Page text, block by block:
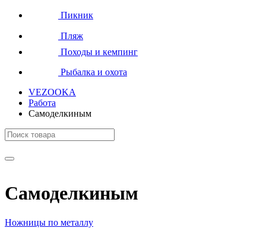
Пикник
Пляж
Походы и кемпинг
Рыбалка и охота
VEZOOKA
Работа
Самоделкиным
Самоделкиным
Ножницы по металлу